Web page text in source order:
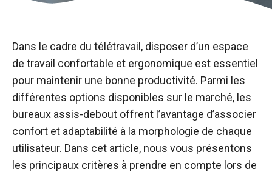
Dans le cadre du télétravail, disposer d’un espace
de travail confortable et ergonomique est essentiel
pour maintenir une bonne productivité. Parmi les
différentes options disponibles sur le marché, les
bureaux assis-debout offrent l’avantage d’associer
confort et adaptabilité à la morphologie de chaque
utilisateur. Dans cet article, nous vous présentons
les principaux critères à prendre en compte lors de